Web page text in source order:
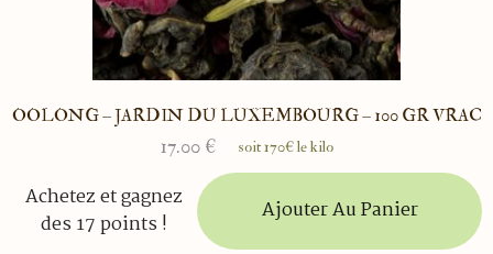
OOLONG – JARDIN DU LUXEMBOURG – 100 GR VRAC
17.00 € soit 170€ le kilo
Achetez et gagnez
des 17 points !
Ajouter Au Panier